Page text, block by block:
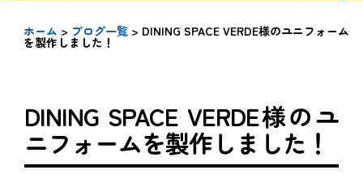
ホーム > ブログ一覧> DINING SPACE VERDE様のユニフォーム
を製作しました！
DINING SPACE VERDE様のユ
ニフォームを製作しました！